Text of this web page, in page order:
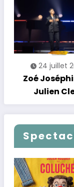
24 juillet
Zoé
Julien
clôturent en
Les